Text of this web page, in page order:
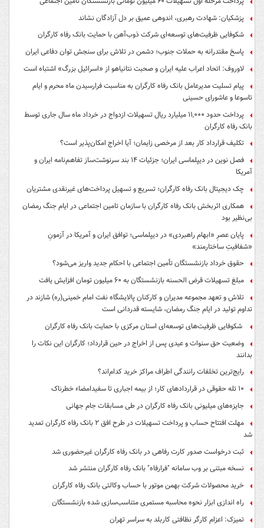
پزشکیان: شهادت رهبری، اندوهی عمیق بر دل آزادگان نشاند
شکوفایی ظرفیت‌های توسعه‌ای شرکت ذوب‌آهن با حمایت‌ بانک رفاه کارگران
پاسخ مقتدرانه به حملات جنوب؛ دشمن در تلاش برای سنجش توان دفاعی ایران
لاوروف: اتحاد اعراب علیه ایران و صحبت نتانیاهو از «اسرائیل بزرگ» اشتباه است
پیام تسلیت مدیرعامل بانک رفاه کارگران به مناسبت فرارسیدن ماه محرم و ایام
تاسوعا و عاشورای حسینی
پرداخت حدود ۱۱,۰۰۰ میلیارد ریال تسهیلات ازدواج در خرداد ماه سال جاری توسط
بانک رفاه کارگران
تکلیف قرارداد کار بعد از مرخصی زایمان؛ آیا اخراج امکان‌پذیر است؟
فصل نوین در دیپلماسی ایران؛ جزئیات ۱۴ بند سرنوشت‌ساز تفاهم‌نامه ایران و
آمریکا
چک دیجیتال بانک رفاه کارگران؛ تسریع و تسهیل پرداخت‌های غیرنقدی مشتریان
همکاری اثربخش بانک رفاه کارگران با سازمان تامین اجتماعی در ایام جنگ رمضان
بی‌نظیر بود
پایان عصرِ «ابهام راهبردی» در دیپلماسی؛ توافق ایران و آمریکا در آزمونِ
«شفافیتِ ساختارمند»
حقوق خرداد بازنشستگان تأمین اجتماعی با احکام جدید واریز می‌شود؟
مبلغ تسهیلات قرض الحسنه بازنشستگان به ۶۰ میلیون تومان افزایش یافت
تلاش و تعهد مجموعه مدیران و کارکنان پالایشگاه نفت امام خمینی(ره) شازند در
تداوم تولید در ایام جنگ رمضان، شایسته قدردانی است
شکوفایی ظرفیت‌های توسعه‌ای استان مرکزی با حمایت بانک رفاه کارگران
وضعیت حق سنوات و عیدی پس از اخراج در حین قرارداد؛ کارگران این نکات را
بدانند
رایج‌ترین تخلفات رانندگی اطراف مراکز خرید کدام‌اند؟
۱۰ تله حقوقی در قراردادهای کار؛ از بیمه اجباری تا سفیدامضاء خطرناک
جایزه‌های میلیونی بانک رفاه کارگران در طی مسابقات جام جهانی
مهلت افتتاح حساب و پرداخت تسهیلات در طرح افق ۲ بانک رفاه کارگران تمدید
شد
ثبت درخواست صدور کارت رفاهی در بانک رفاه کارگران غیرحضوری شد
نسخه مبتنی بر وب سامانه "فرارفاه" بانک رفاه کارگران منتشر شد
خرید محصولات شرکت بهمن موتور با حساب وکالتی بانک رفاه کارگران
راه اندازی ابزار نحوه محاسبه مستمری متناسب‌سازی شده بازنشستگان
تمیزک: اعزام کارگر نظافتی کاربلد به سراسر تهران